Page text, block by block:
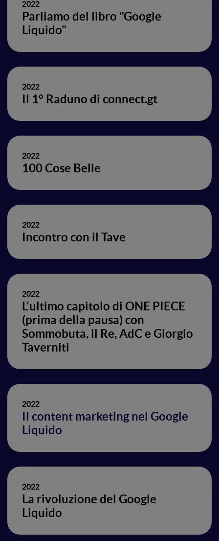
2022
Parliamo del libro "Google
Liquido"
2022
Il 1° Raduno di connect.gt
2022
100 Cose Belle
2022
Incontro con il Tave
2022
L'ultimo capitolo di ONE PIECE
(prima della pausa) con
Sommobuta, il Re, AdC e Giorgio
Taverniti
2022
Il content marketing nel Google
Liquido
2022
La rivoluzione del Google
Liquido